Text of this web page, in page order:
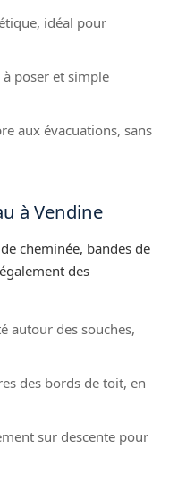
idéal pour
poser et simple
aux évacuations, sans
à Vendine
cheminée, bandes de
des
autour des souches,
des bords de toit, en
sur descente pour